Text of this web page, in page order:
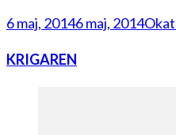
6 maj, 20146 maj, 2014
KRIGAREN